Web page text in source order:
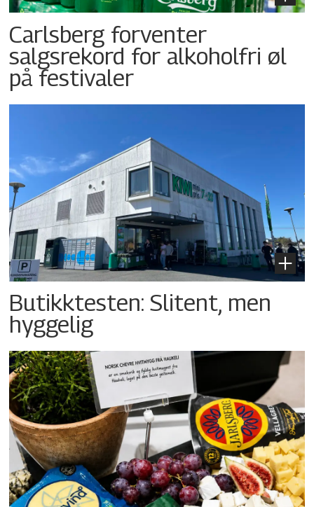
Carlsberg forventer
salgsrekord for alkoholfri øl
på festivaler
Butikktesten: Slitent, men
hyggelig